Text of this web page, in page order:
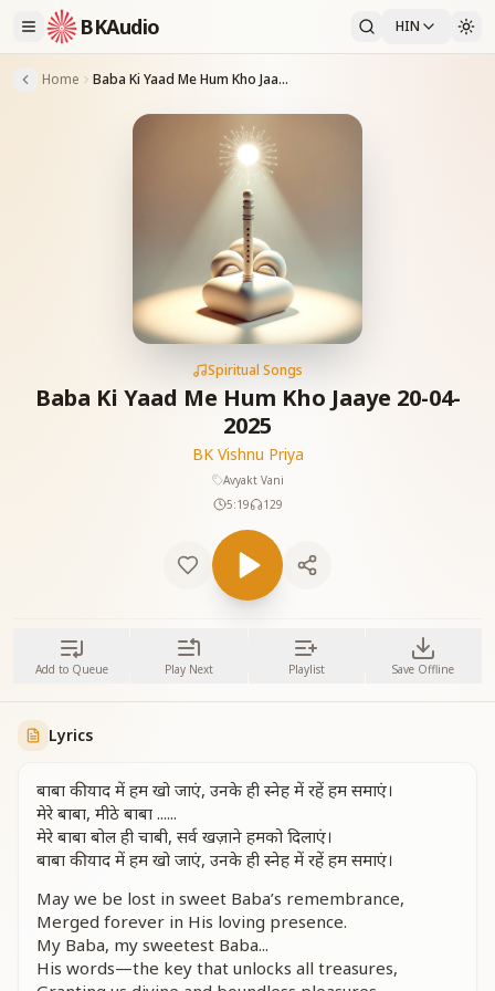
BKAudio HIN
Home Baba Ki Yaad Me Hum Kho Jaaye 20-04-2025
Spiritual Songs
Baba Ki Yaad Me Hum Kho Jaaye 20-04-
2025
BK Vishnu Priya
Avyakt Vani
5:19
129
Add to Queue Play Next Playlist Save Offline
Lyrics
बाबा की याद में हम खो जाएं, उनके ही स्नेह में रहें हम समाएं।
मेरे बाबा, मीठे बाबा ......
मेरे बाबा बोल ही चाबी, सर्व खज़ाने हमको दिलाएं।
बाबा की याद में हम खो जाएं, उनके ही स्नेह में रहें हम समाएं।
May we be lost in sweet Baba’s remembrance,
Merged forever in His loving presence.
My Baba, my sweetest Baba...
His words—the key that unlocks all treasures,